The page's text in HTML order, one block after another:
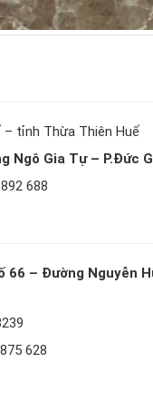
– tỉnh Thừa Thiên Huế
Ngô Gia Tự – P.Đức
688
66 – Đường
628